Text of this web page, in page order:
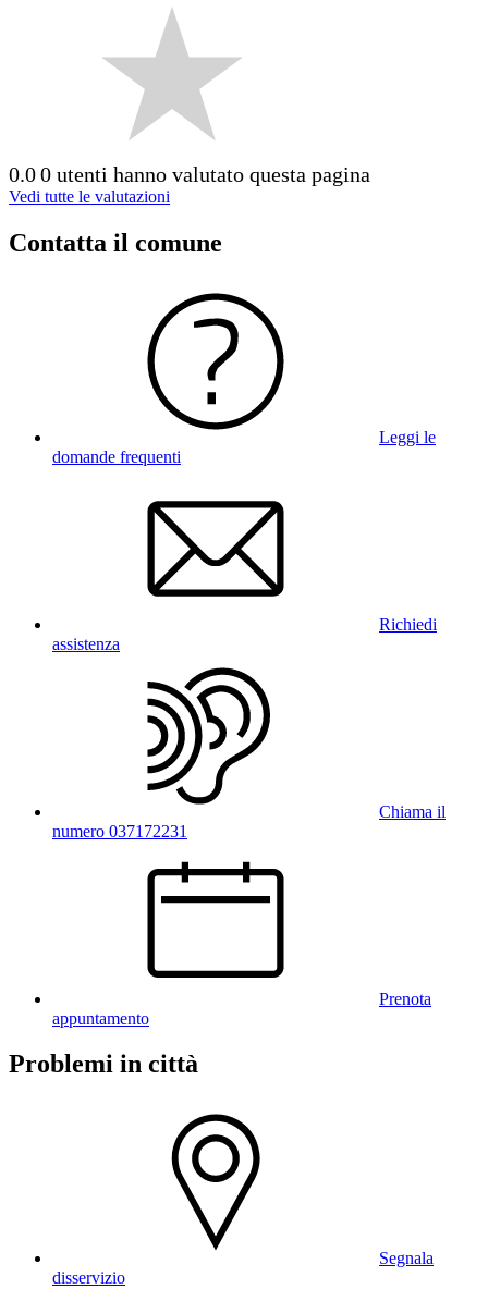
0.00 utenti hanno valutato questa pagina
Vedi tutte le valutazioni
Contatta il comune
Leggi le
domande frequenti
Richiedi
assistenza
Chiama il
numero 037172231
Prenota
appuntamento
Problemi in città
Segnala
disservizio